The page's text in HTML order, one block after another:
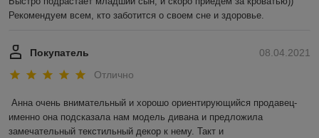
Рекомендуем всем, кто заботится о своем сне и здоровье.
08.04.2021
Покупатель
Отлично
Анна очень внимательный и хорошо ориентирующийся продавец-
именно она подсказала нам модель дивана и предложила
замечательный текстильный декор к нему. Такт и